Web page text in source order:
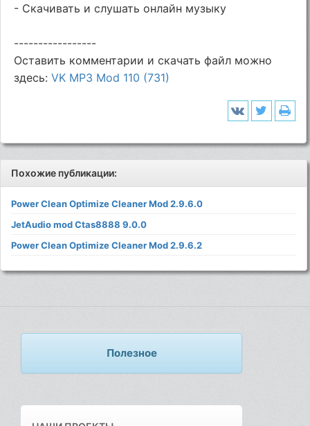
- Скачивать и слушать онлайн музыку
-----------------
Оставить комментарии и скачать файл можно
здесь:VK MP3 Mod 110 (731)
Похожие публикации:
Power Clean Optimize Cleaner Mod 2.9.6.0
JetAudio mod Ctas8888 9.0.0
Power Clean Optimize Cleaner Mod 2.9.6.2
Полезное